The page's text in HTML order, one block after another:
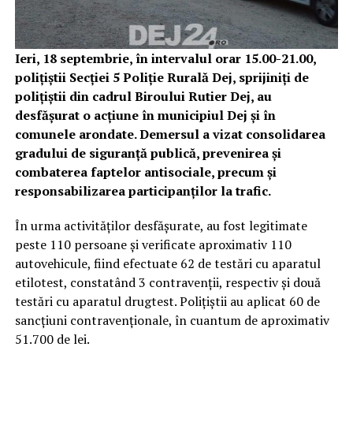
Ieri, 18 septembrie, în intervalul orar 15.00-21.00,
polițiștii Secției 5 Poliție Rurală Dej, sprijiniți de
polițiștii din cadrul Biroului Rutier Dej, au
desfășurat o acțiune în municipiul Dej și în
comunele arondate. Demersul a vizat consolidarea
gradului de siguranță publică, prevenirea și
combaterea faptelor antisociale, precum și
responsabilizarea participanților la trafic.
În urma activităților desfășurate, au fost legitimate
peste 110 persoane și verificate aproximativ 110
autovehicule, fiind efectuate 62 de testări cu aparatul
etilotest, constatând 3 contravenții, respectiv și două
testări cu aparatul drugtest. Polițiștii au aplicat 60 de
sancțiuni contravenționale, în cuantum de aproximativ
51.700 de lei.